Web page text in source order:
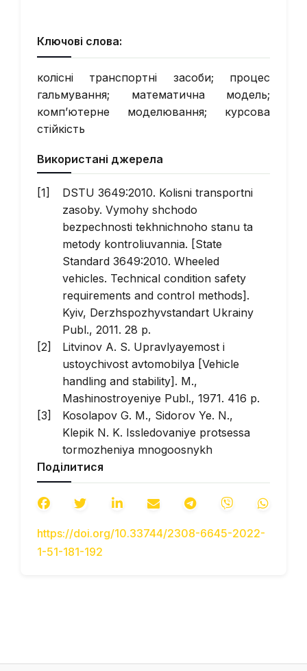
Ключові слова:
колісні транспортні засоби; процес
гальмування; математична модель;
комп’ютерне моделювання; курсова
стійкість
Використані джерела
DSTU 3649:2010. Kolisni transportni
zasoby. Vymohy shchodo
bezpechnosti tekhnichnoho stanu ta
metody kontroliuvannia. [State
Standard 3649:2010. Wheeled
vehicles. Technical condition safety
requirements and control methods].
Kyiv, Derzhspozhyvstandart Ukrainy
Publ., 2011. 28 p.
Litvinov A. S. Upravlyayemost i
ustoychivost avtomobilya [Vehicle
handling and stability]. M.,
Mashinostroyeniye Publ., 1971. 416 p.
Kosolapov G. M., Sidorov Ye. N.,
Klepik N. K. Issledovaniye protsessa
tormozheniya mnogoosnykh
avtomobiley [Research of the braking
process of multi-axle vehicles].
Avtomobilnaya Promyshlennost–
23–25.
Podrigalo M. A., Volkov V. P.,
Поділитися
https://doi.org/10.33744/2308-6645-2022-
1-51-181-192